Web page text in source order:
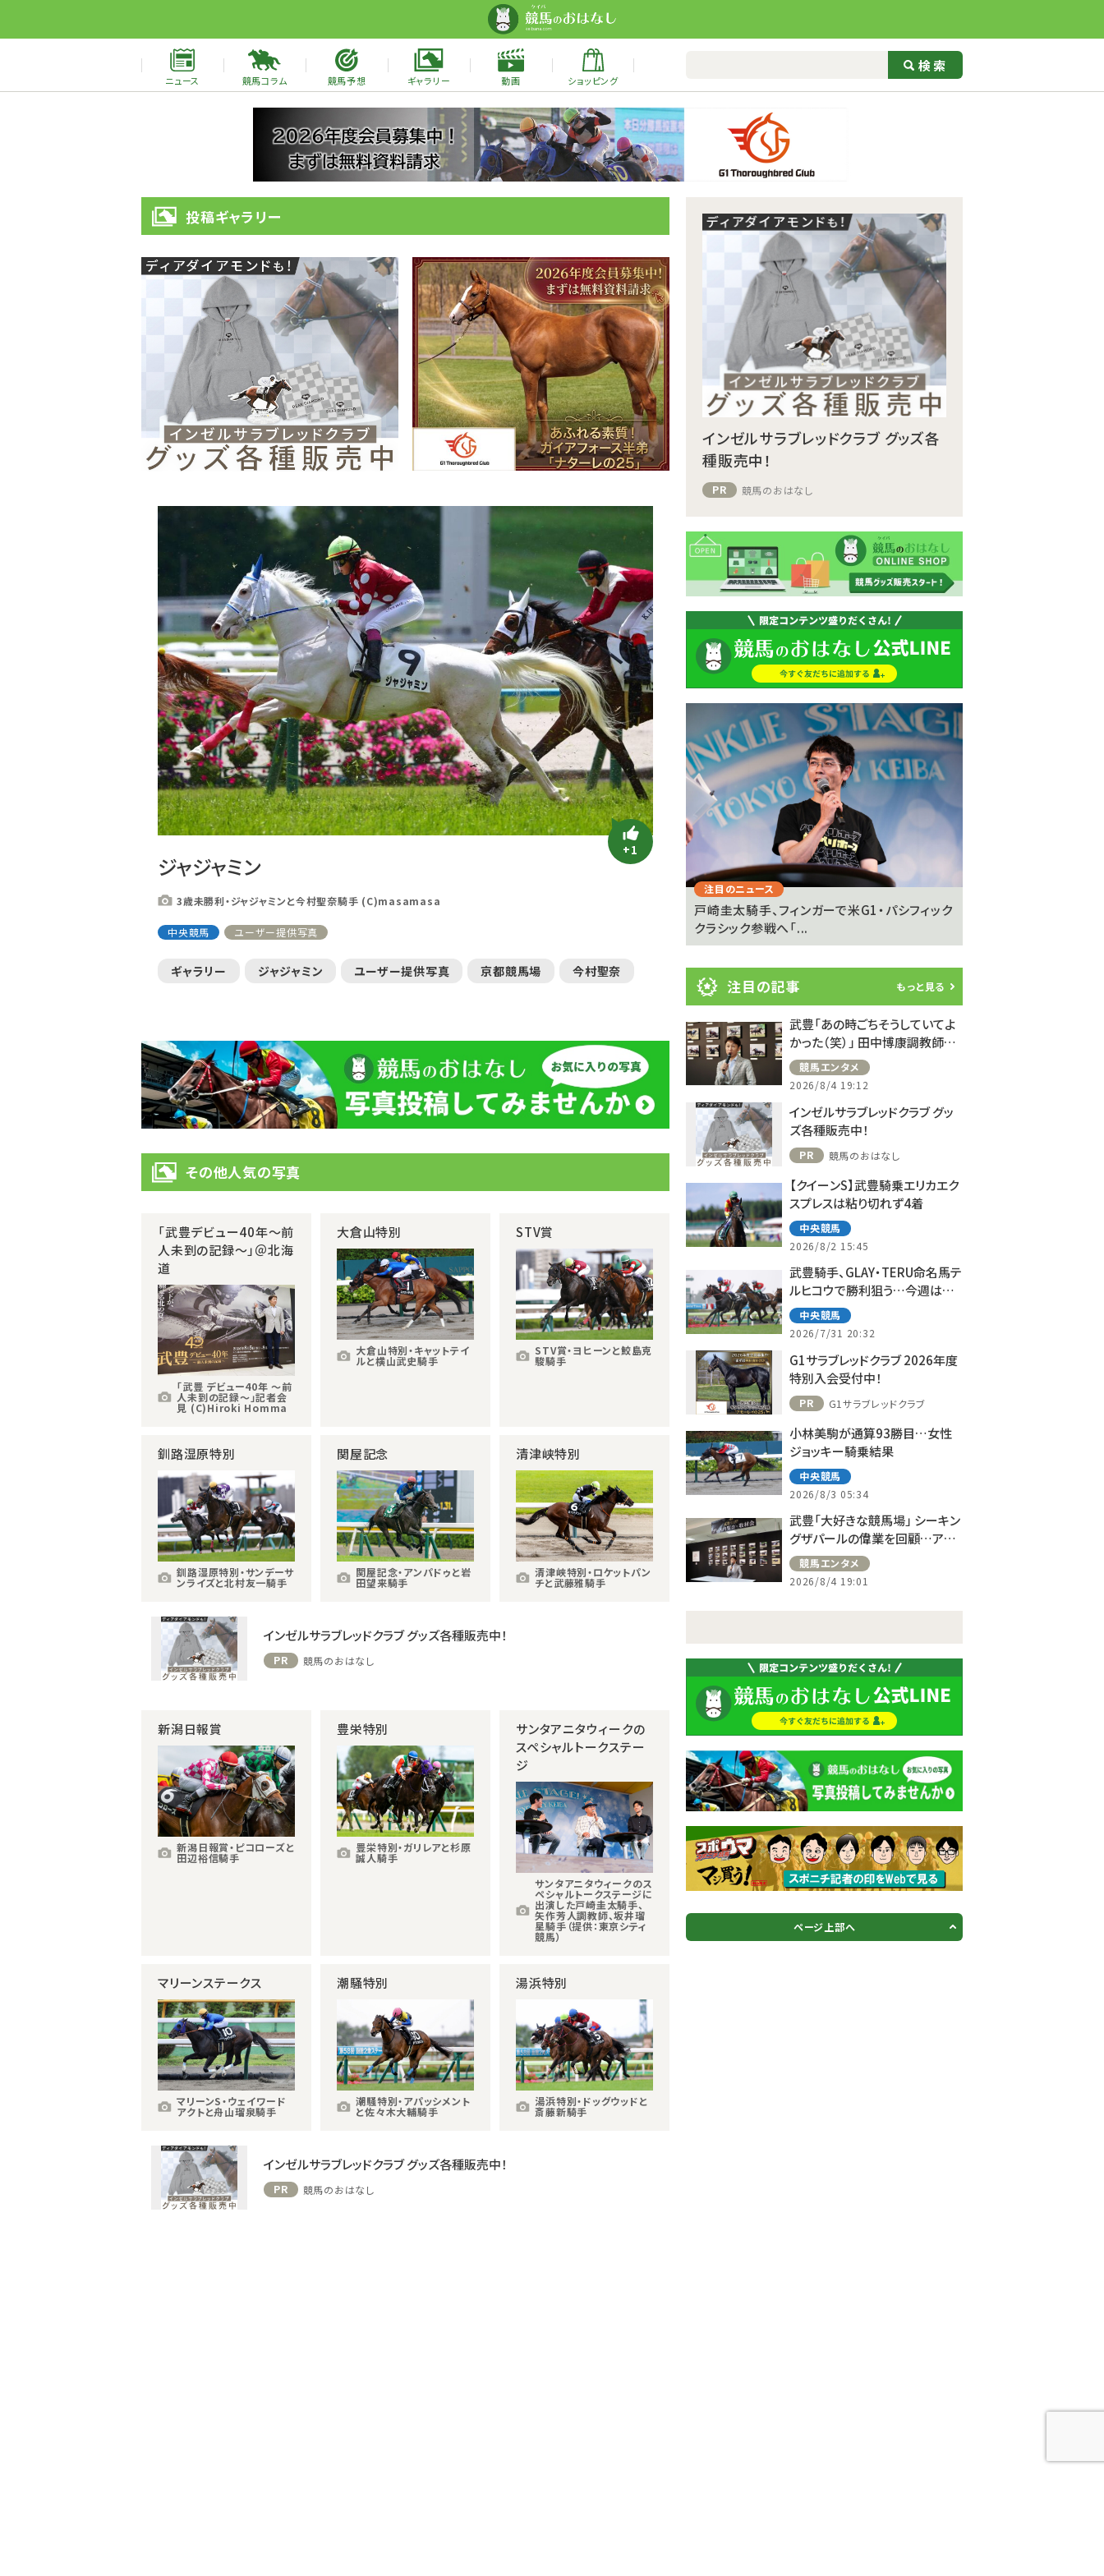
ニュース 競馬コラム 競馬予想 ギャラリー 動画 ショッピング
投稿ギャラリー
+1
ジャジャミン
3歳未勝利・ジャジャミンと今村聖奈騎手 (C)masamasa
中央競馬 ユーザー提供写真
ギャラリー ジャジャミン ユーザー提供写真 京都競馬場 今村聖奈
その他人気の写真
「武豊デビュー40年～前
人未到の記録～」＠北海
道
「武豊 デビュー40年 ～前
人未到の記録～」記者会
見 (C)Hiroki Homma
大倉山特別
大倉山特別・キャットテイ
ルと横山武史騎手
STV賞
STV賞・ヨヒーンと鮫島克
駿騎手
釧路湿原特別
釧路湿原特別・サンデーサ
ンライズと北村友一騎手
関屋記念
関屋記念・アンパドゥと岩
田望来騎手
清津峡特別
清津峡特別・ロケットパン
チと武藤雅騎手
インゼルサラブレッドクラブ グッズ各種販売中！
PR 競馬のおはなし
新潟日報賞
新潟日報賞・ピコローズと
田辺裕信騎手
豊栄特別
豊栄特別・ガリレアと杉原
誠人騎手
サンタアニタウィークの
スペシャルトークステー
ジ
サンタアニタウィークのス
ペシャルトークステージに
出演した戸崎圭太騎手、
矢作芳人調教師、坂井瑠
星騎手（提供：東京シティ
競馬）
マリーンステークス
マリーンS・ウェイワード
アクトと舟山瑠泉騎手
潮騒特別
潮騒特別・アパッシメント
と佐々木大輔騎手
湯浜特別
湯浜特別・ドッグウッドと
斎藤新騎手
インゼルサラブレッドクラブ グッズ各種販売中！
PR 競馬のおはなし
インゼルサラブレッドクラブ グッズ各
種販売中！
PR 競馬のおはなし
目
ニ
ュ
ー
ス
【キングジョージ】ルメール「坂の上で休憩が必
要でした」マスカレー...
【キングジョージ】マーフィー「反応がなかった」
注目のニュース
戸崎圭太騎手、フィンガーで米G1・パシフィック
クラシック参戦へ「...
注目の記事 もっと見る
武豊「あの時ごちそうしていてよ
かった（笑）」 田中博康調教師と
のフランスでの思い出を語る
競馬エンタメ
2026/8/4 19:12
インゼルサラブレッドクラブ グッ
ズ各種販売中！
PR 競馬のおはなし
【クイーンS】武豊騎乗エリカエク
スプレスは粘り切れず4着
中央競馬
2026/8/2 15:45
武豊騎手、GLAY・TERU命名馬テ
ルヒコウで勝利狙う…今週は札
幌で10鞍
中央競馬
2026/7/31 20:32
G1サラブレッドクラブ 2026年度
特別入会受付中！
PR G1サラブレッドクラブ
小林美駒が通算93勝目…女性
ジョッキー騎乗結果
中央競馬
2026/8/3 05:34
武豊「大好きな競馬場」 シーキン
グザパールの偉業を回顧…アス
コット、ドーヴィルへの思い語る
競馬エンタメ
2026/8/4 19:01
ページ上部へ